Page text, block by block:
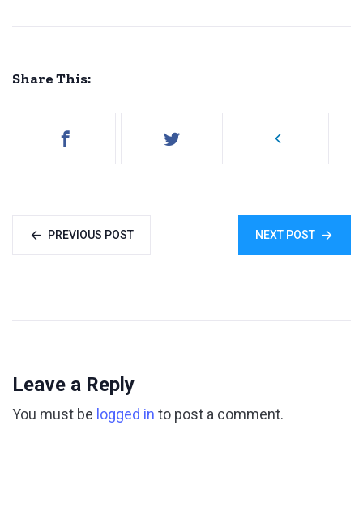
Share This:
PREVIOUS POST NEXT POST
Leave a Reply
You must be logged in to post a comment.